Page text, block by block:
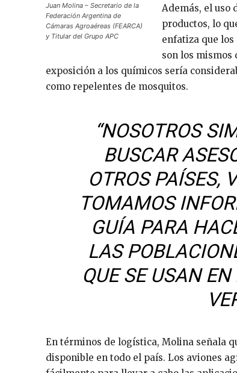
Juan Molina – Secretario de la
Federación Argentina de
Cámaras Agroaéreas (FEARCA)
y Titular del Grupo APC
Además, el uso
productos, lo
enfatiza que
son los mismos
exposición a los químicos sería
como repelentes de mosquitos.
“NOSOTROS
BUSCAR
OTROS PAÍSES,
TOMAMOS
GUÍA PARA
LAS
QUE SE USAN
En términos de logística, Molina señala
disponible en todo el país. Los aviones